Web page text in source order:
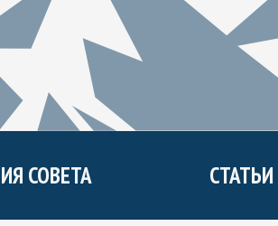
СОВЕТА СТАТЬИ